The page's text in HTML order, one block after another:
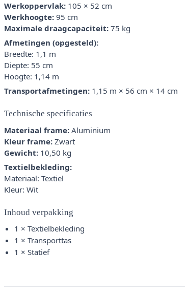
Werkoppervlak: 105 × 52 cm
Werkhoogte: 95 cm
Maximale draagcapaciteit: 75 kg
Afmetingen (opgesteld):
Breedte: 1,1 m
Diepte: 55 cm
Hoogte: 1,14 m
Transportafmetingen: 1,15 m × 56 cm × 14 cm
Technische specificaties
Materiaal frame: Aluminium
Kleur frame: Zwart
Gewicht: 10,50 kg
Textielbekleding:
Materiaal: Textiel
Kleur: Wit
Inhoud verpakking
1 × Textielbekleding
1 × Transporttas
1 × Statief